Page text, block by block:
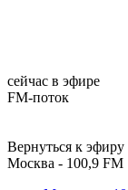
сейчас в эфире
FM-поток
Вернуться к эфиру
Москва - 100,9 FM